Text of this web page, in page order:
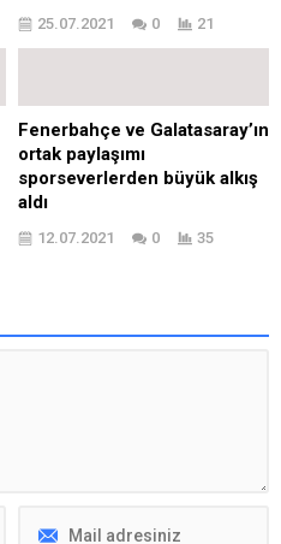
25.07.2021 0 21
Fenerbahçe ve Galatasaray’ın
ortak paylaşımı
sporseverlerden büyük alkış
aldı
12.07.2021 0 35